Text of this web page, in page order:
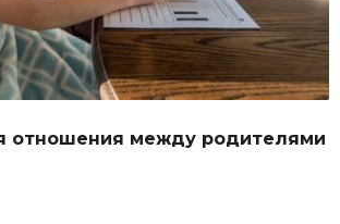
отношения между родителями